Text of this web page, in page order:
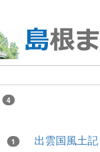
4
1
出雲国風土